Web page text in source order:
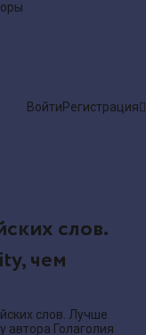
ВойтиРегистрация
слов.
чем